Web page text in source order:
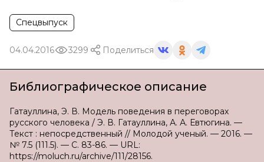
Спецвыпуск
04.04.2016 3299 Поделиться
Библиографическое описание
Гатауллина, Э. В. Модель поведения в переговорах
русского человека / Э. В. Гатауллина, А. А. Евтюгина. —
Текст : непосредственный // Молодой ученый. — 2016. —
№ 7.5 (111.5). — С. 83-86. — URL:
https://moluch.ru/archive/111/28156.